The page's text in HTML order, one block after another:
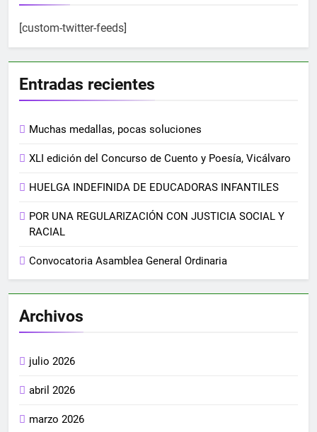
[custom-twitter-feeds]
Entradas recientes
Muchas medallas, pocas soluciones
XLI edición del Concurso de Cuento y Poesía, Vicálvaro
HUELGA INDEFINIDA DE EDUCADORAS INFANTILES
POR UNA REGULARIZACIÓN CON JUSTICIA SOCIAL Y
RACIAL
Convocatoria Asamblea General Ordinaria
Archivos
julio 2026
abril 2026
marzo 2026